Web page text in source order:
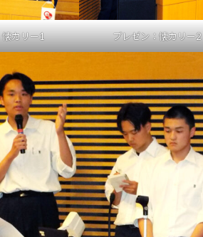
懐カリー1 プレゼン：懐カリー2